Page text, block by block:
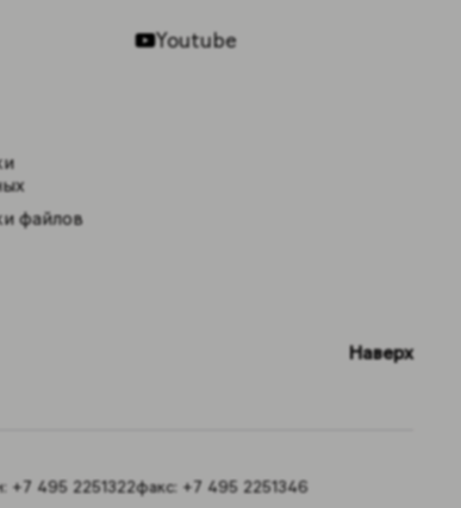
файлов
Youtube
Наверх
+7 495 2251322факс: +7 495 2251346